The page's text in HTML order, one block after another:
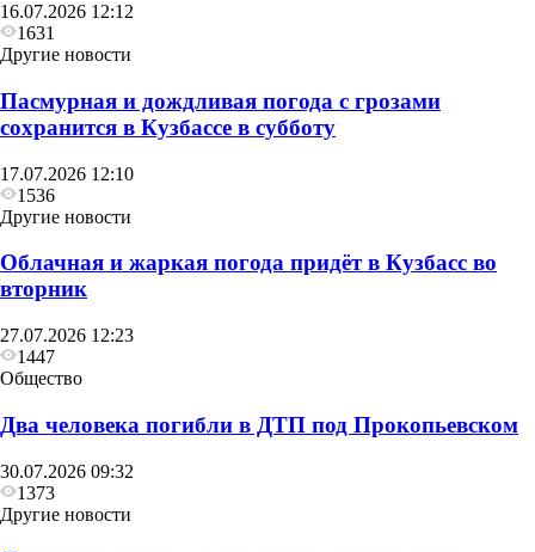
16.07.2026 12:12
1631
Другие новости
Пасмурная и дождливая погода с грозами
сохранится в Кузбассе в субботу
17.07.2026 12:10
1536
Другие новости
Облачная и жаркая погода придёт в Кузбасс во
вторник
27.07.2026 12:23
1447
Общество
Два человека погибли в ДТП под Прокопьевском
30.07.2026 09:32
1373
Другие новости